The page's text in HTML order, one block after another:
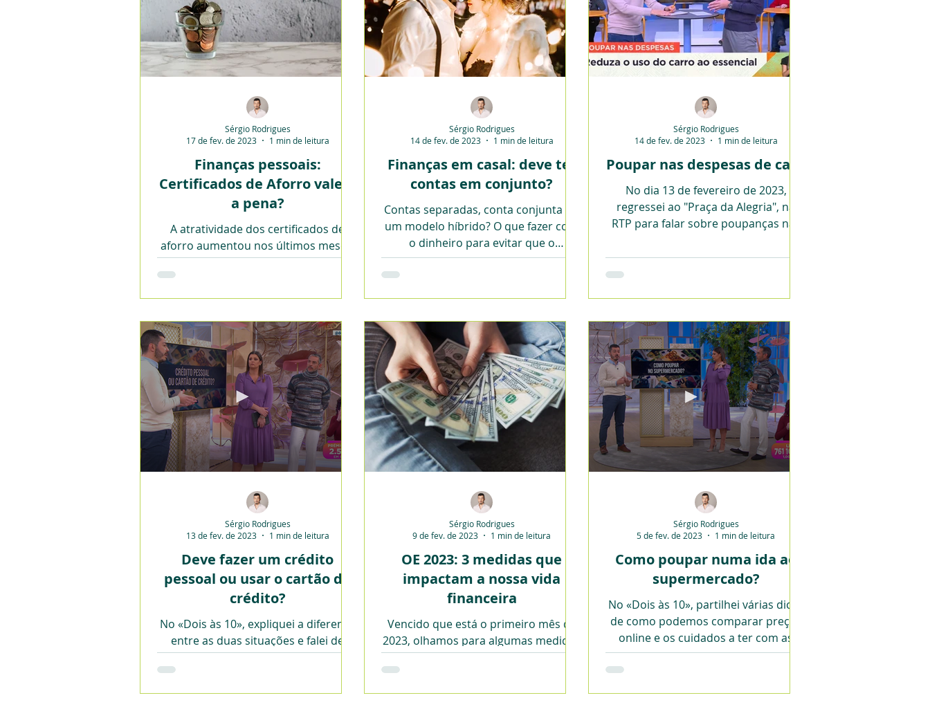
Finanças pessoais:
Certificados de Aforro valem
a pena?
A atratividade dos certificados de
aforro aumentou nos últimos meses,
com a subida das taxas Euribor.
Sérgio Rodrigues
17 de fev. de 2023
1 min de leitura
Finanças em casal: deve ter
contas em conjunto?
Contas separadas, conta conjunta ou
um modelo híbrido? O que fazer com
o dinheiro para evitar que o
casamento comece a dar em divórcio?
Sérgio Rodrigues
14 de fev. de 2023
1 min de leitura
Poupar nas despesas de casa
No dia 13 de fevereiro de 2023,
regressei ao "Praça da Alegria", na
RTP para falar sobre poupanças nas
Sérgio Rodrigues
14 de fev. de 2023
1 min de leitura
Deve fazer um crédito
pessoal ou usar o cartão de
crédito?
No «Dois às 10», expliquei a diferença
entre as duas situações e falei de
créditos específicos.
Sérgio Rodrigues
13 de fev. de 2023
1 min de leitura
OE 2023: 3 medidas que
impactam a nossa vida
financeira
Vencido que está o primeiro mês de
2023, olhamos para algumas medidas
incluídas no Orçamento de Estado.
Sérgio Rodrigues
9 de fev. de 2023
1 min de leitura
Como poupar numa ida ao
supermercado?
No «Dois às 10», partilhei várias dicas
de como podemos comparar preços
online e os cuidados a ter com as
promoções.
Sérgio Rodrigues
5 de fev. de 2023
1 min de leitura